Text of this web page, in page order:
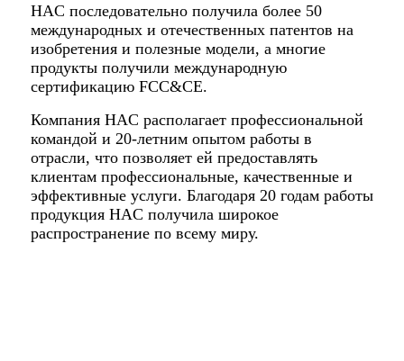
HAC последовательно получила более 50
международных и отечественных патентов на
изобретения и полезные модели, а многие
продукты получили международную
сертификацию FCC&CE.
Компания HAC располагает профессиональной
командой и 20-летним опытом работы в
отрасли, что позволяет ей предоставлять
клиентам профессиональные, качественные и
эффективные услуги. Благодаря 20 годам работы
продукция HAC получила широкое
распространение по всему миру.